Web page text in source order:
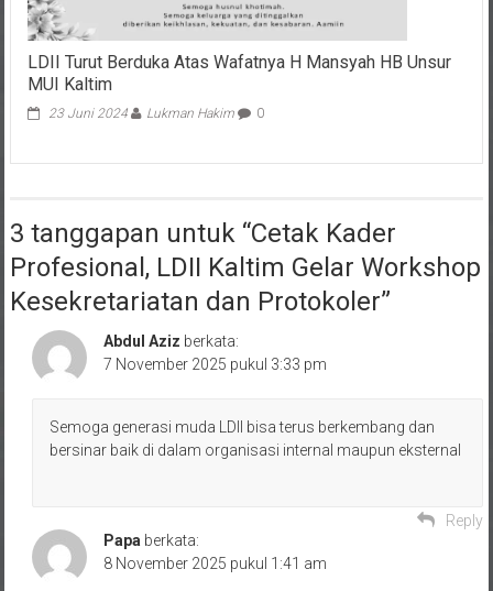
LDII Turut Berduka Atas Wafatnya H Mansyah HB Unsur
MUI Kaltim
23 Juni 2024 Lukman Hakim 0
3 tanggapan untuk “Cetak Kader
Profesional, LDII Kaltim Gelar Workshop
Kesekretariatan dan Protokoler”
Abdul Aziz berkata:
7 November 2025 pukul 3:33 pm
Semoga generasi muda LDII bisa terus berkembang dan
bersinar baik di dalam organisasi internal maupun eksternal
Reply
Papa berkata:
8 November 2025 pukul 1:41 am